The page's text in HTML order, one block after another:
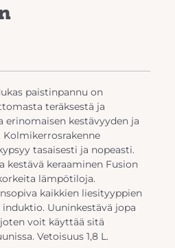
paistinpannu on
teräksestä ja
erinomaisen kestävyyden ja
tasaisesti ja nopeasti.
kestävä keraaminen Fusion
lämpötiloja.
kaikkien liesityyppien
Uuninkestävä jopa
joten voit käyttää sitä
Vetoisuus 1,8 L.